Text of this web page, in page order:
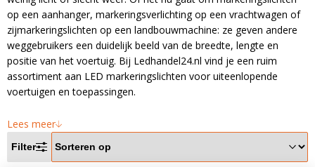
LED voordeelpakketten
Overige producten
Blog
Over ons
Ervaringen
Gratis lichtplan
LED voordeelpakketten
Overige producten
Bekijk alles
op een aanhanger, markeringsverlichting op een vrachtwagen of
zijmarkeringslichten op een landbouwmachine: ze geven andere
weggebruikers een duidelijk beeld van de breedte, lengte en
positie van het voertuig. Bij Ledhandel24.nl vind je een ruim
assortiment aan LED markeringslichten voor uiteenlopende
voertuigen en toepassingen.
Lees meer
Filter